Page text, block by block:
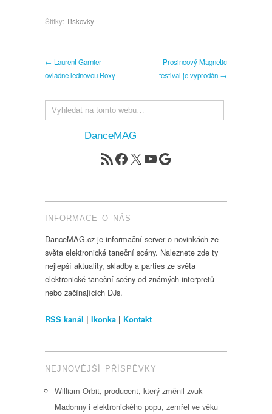
Štítky: Tiskovky
← Laurent Garnier
ovládne lednovou Roxy
Prosincový Magnetic
festival je vyprodán →
DanceMAG
RSS zdrojFacebook
X YouTube
Google
INFORMACE O NÁS
DanceMAG.cz je informační server o novinkách ze
světa elektronické taneční scény. Naleznete zde ty
nejlepší aktuality, skladby a parties ze světa
elektronické taneční scény od známých interpretů
nebo začínajících DJs.
RSS kanál | Ikonka | Kontakt
NEJNOVĚJŠÍ PŘÍSPĚVKY
William Orbit, producent, který změnil zvuk
Madonny i elektronického popu, zemřel ve věku